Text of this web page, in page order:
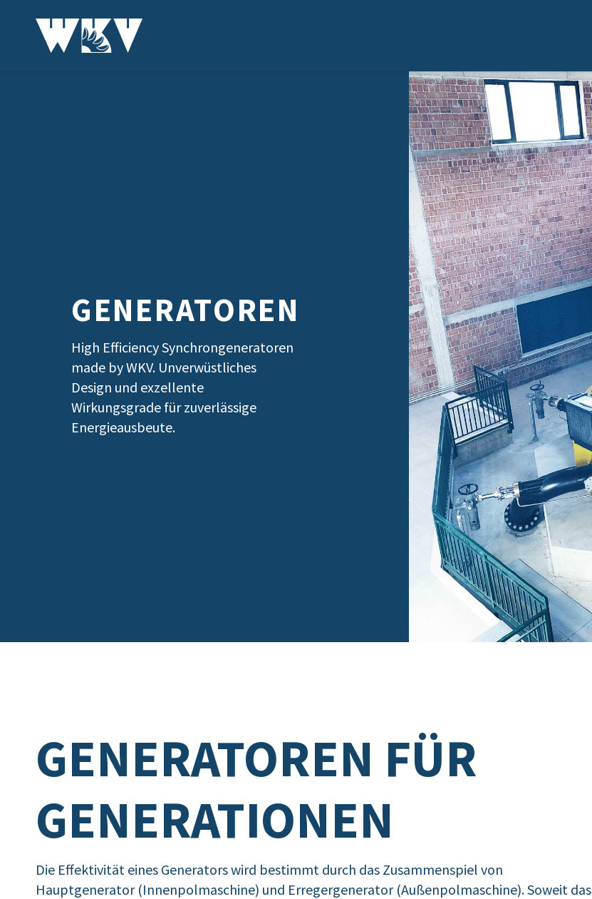
GENERATOREN
High Efficiency Synchrongeneratoren
made by WKV. Unverwüstliches
Design und exzellente
Wirkungsgrade für zuverlässige
Energieausbeute.
GENERATOREN FÜR
GENERATIONEN
Die Effektivität eines Generators wird bestimmt durch das Zusammenspiel von
Hauptgenerator (Innenpolmaschine) und Erregergenerator (Außenpolmaschine). Soweit das